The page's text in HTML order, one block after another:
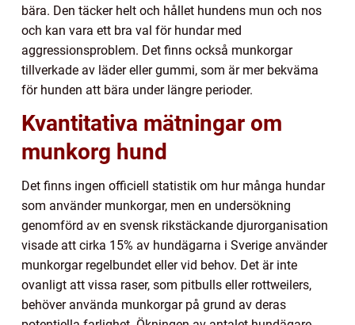
bära. Den täcker helt och hållet hundens mun och nos
och kan vara ett bra val för hundar med
aggressionsproblem. Det finns också munkorgar
tillverkade av läder eller gummi, som är mer bekväma
för hunden att bära under längre perioder.
Kvantitativa mätningar om
munkorg hund
Det finns ingen officiell statistik om hur många hundar
som använder munkorgar, men en undersökning
genomförd av en svensk rikstäckande djurorganisation
visade att cirka 15% av hundägarna i Sverige använder
munkorgar regelbundet eller vid behov. Det är inte
ovanligt att vissa raser, som pitbulls eller rottweilers,
behöver använda munkorgar på grund av deras